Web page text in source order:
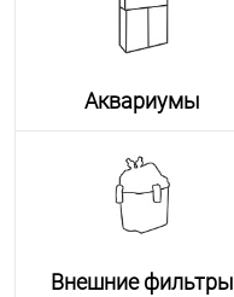
Аквариумы
Внешние фильтры